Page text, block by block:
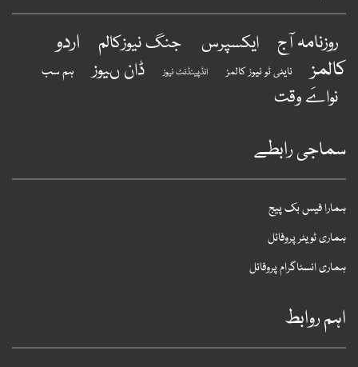
روزنامہ آج ایکسپرس جنگ نیوزکالم
اردو
نایٹی ٹو نیوز کالمز انڈپینڈنٹ نیوز ڈان ںیوز ہم سب
نواےَ وقت
رابطے
فیس بک پیج
ٹویٹر پروفائل
انسٹاگرام پروفائل
روابط